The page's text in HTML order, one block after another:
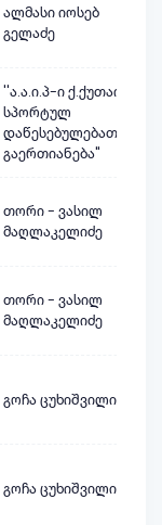
ალმასი იოსებ
გელაძე
''ა.ა.ი.პ-ი ქ.ქუთაისის
სპორტულ
დაწესებულებათა
გაერთიანება"
თორი - ვასილ
მაღლაკელიძე
თორი - ვასილ
მაღლაკელიძე
გოჩა ცუხიშვილი
გოჩა ცუხიშვილი